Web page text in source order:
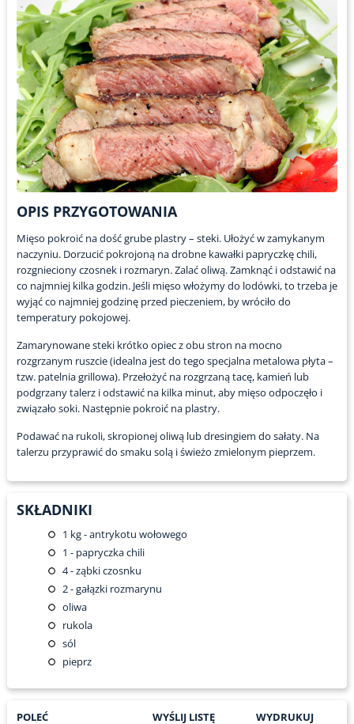
OPIS PRZYGOTOWANIA
Mięso pokroić na dość grube plastry – steki. Ułożyć w zamykanym
naczyniu. Dorzucić pokrojoną na drobne kawałki papryczkę chili,
rozgnieciony czosnek i rozmaryn. Zalać oliwą. Zamknąć i odstawić na
co najmniej kilka godzin. Jeśli mięso włożymy do lodówki, to trzeba je
wyjąć co najmniej godzinę przed pieczeniem, by wróciło do
temperatury pokojowej.
Zamarynowane steki krótko opiec z obu stron na mocno
rozgrzanym ruszcie (idealna jest do tego specjalna metalowa płyta –
tzw. patelnia grillowa). Przełożyć na rozgrzaną tacę, kamień lub
podgrzany talerz i odstawić na kilka minut, aby mięso odpoczęło i
związało soki. Następnie pokroić na plastry.
Podawać na rukoli, skropionej oliwą lub dresingiem do sałaty. Na
talerzu przyprawić do smaku solą i świeżo zmielonym pieprzem.
SKŁADNIKI
1 kg - antrykotu wołowego
1 - papryczka chili
4- ząbki czosnku
2- gałązki rozmarynu
oliwa
rukola
sól
pieprz
POLEĆ
WYŚLIJ LISTĘ
WYDRUKUJ